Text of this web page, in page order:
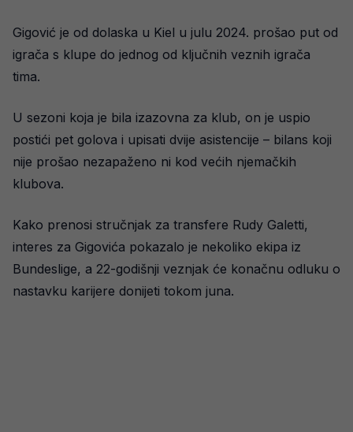
Gigović je od dolaska u Kiel u julu 2024. prošao put od
igrača s klupe do jednog od ključnih veznih igrača
tima.
U sezoni koja je bila izazovna za klub, on je uspio
postići pet golova i upisati dvije asistencije – bilans koji
nije prošao nezapaženo ni kod većih njemačkih
klubova.
Kako prenosi stručnjak za transfere Rudy Galetti,
interes za Gigovića pokazalo je nekoliko ekipa iz
Bundeslige, a 22-godišnji veznjak će konačnu odluku o
nastavku karijere donijeti tokom juna.